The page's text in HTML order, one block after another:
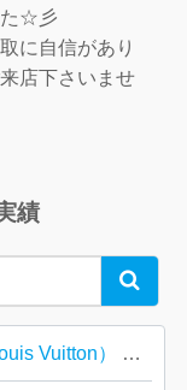
た☆彡
に自信があり
店下さいませ
績
Search
ルイ・ヴィトン（Louis Vuitton） モノグラム・ヴェルニ リード【イオン函館上磯店】